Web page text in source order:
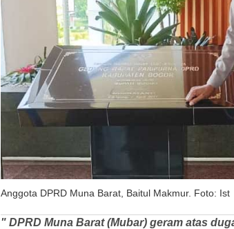
Anggota DPRD Muna Barat, Baitul Makmur. Foto: Ist
" DPRD Muna Barat (Mubar) geram atas